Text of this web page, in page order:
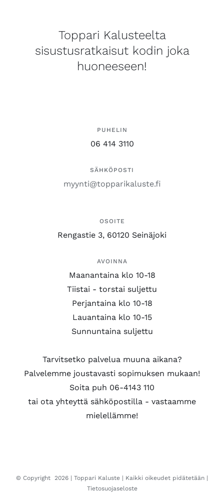
Toppari Kalusteelta
sisustusratkaisut kodin joka
huoneeseen!
PUHELIN
06 414 3110
SÄHKÖPOSTI
myynti@topparikaluste.fi
OSOITE
Rengastie 3, 60120 Seinäjoki
AVOINNA
Maanantaina klo 10-18
Tiistai - torstai suljettu
Perjantaina klo 10-18
Lauantaina klo 10-15
Sunnuntaina suljettu
Tarvitsetko palvelua muuna aikana?
Palvelemme joustavasti sopimuksen mukaan!
Soita puh 06-4143 110
tai ota yhteyttä sähköpostilla - vastaamme
mielellämme!
© Copyright 2026 | Toppari Kaluste | Kaikki oikeudet pidätetään |
Tietosuojaseloste